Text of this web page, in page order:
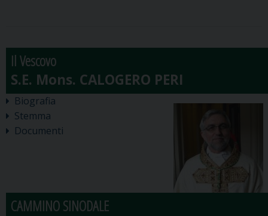
Il Vescovo
Biografia
Stemma
Documenti
CAMMINO SINODALE